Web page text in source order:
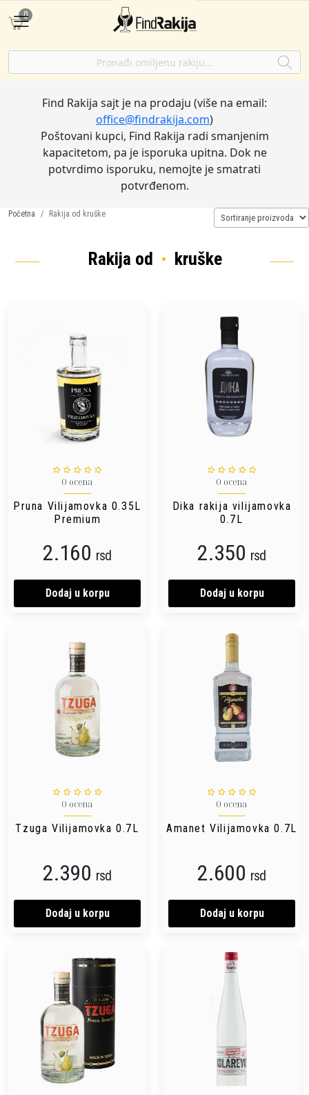
Find Rakija sajt je na prodaju (više na email:
office@findrakija.com)
Poštovani kupci, Find Rakija radi smanjenim
kapacitetom, pa je isporuka upitna. Dok ne
potvrdimo isporuku, nemojte je smatrati
potvrđenom.
0
Početna Rakija od kruške
Rakija od kruške
0 ocena
Pruna Vilijamovka 0.35L
Premium
2.160 rsd
Dodaj u korpu
0 ocena
Dika rakija vilijamovka
0.7L
2.350 rsd
Dodaj u korpu
0 ocena
Tzuga Vilijamovka 0.7L
2.390 rsd
Dodaj u korpu
0 ocena
Amanet Vilijamovka 0.7L
2.600 rsd
Dodaj u korpu